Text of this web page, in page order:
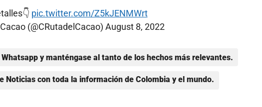
pic.twitter.com/Z5kJENMWrt
(@CRutadelCacao) August 8, 2022
y manténgase al tanto de los hechos más relevantes.
Noticias con toda la información de Colombia y el mundo.